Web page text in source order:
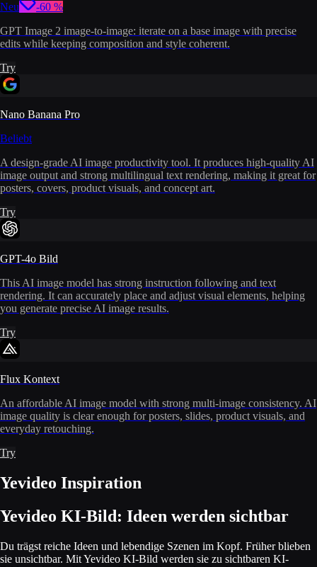
Neu
-60 %
GPT Image 2 image-to-image: iterate on a base image with precise
edits while keeping composition and style coherent.
Try
Nano Banana Pro
Beliebt
A design-grade AI image productivity tool. It produces high-quality AI
image output and strong multilingual text rendering, making it great for
posters, covers, product visuals, and concept art.
Try
GPT-4o Bild
This AI image model has strong instruction following and text
rendering. It can accurately place and adjust visual elements, helping
you generate precise AI image results.
Try
Flux Kontext
An affordable AI image model with strong multi-image consistency. AI
image quality is clear enough for posters, slides, product visuals, and
everyday retouching.
Try
Yevideo Inspiration
Yevideo KI-Bild: Ideen werden sichtbar
Du trägst reiche Ideen und lebendige Szenen im Kopf. Früher blieben
sie unsichtbar. Mit Yevideo KI-Bild werden sie zu sichtbaren KI-